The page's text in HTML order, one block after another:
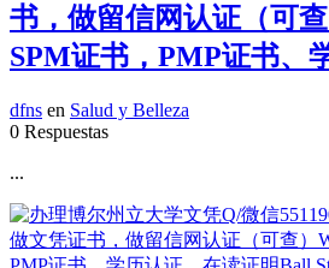
书，做留信网认证（可
SPM证书，PMP证书、
dfns en Salud y Belleza
0 Respuestas
...